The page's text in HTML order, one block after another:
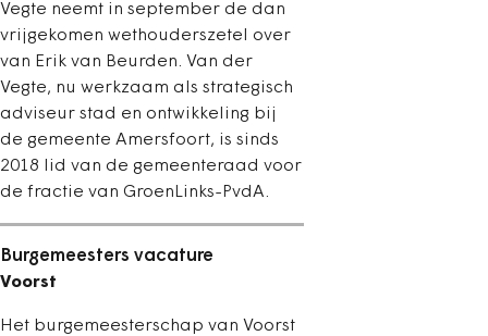
Vegte neemt in september de dan
vrijgekomen wethouderszetel over
van Erik van Beurden. Van der
Vegte, nu werkzaam als strategisch
adviseur stad en ontwikkeling bij
de gemeente Amersfoort, is sinds
2018 lid van de gemeenteraad voor
de fractie van GroenLinks-PvdA.
Burgemeesters vacature
Voorst
Het burgemeesterschap van Voorst